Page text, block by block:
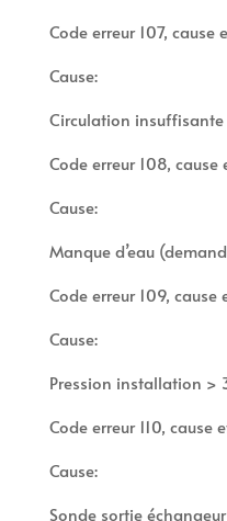
Code erreur 107, cause
Cause:
Circulation insuffisante
Code erreur 108, cause
Cause:
Manque d’eau
Code erreur 109, cause
Cause:
Pression installation >
Code erreur 110, cause
Cause:
Sonde sortie